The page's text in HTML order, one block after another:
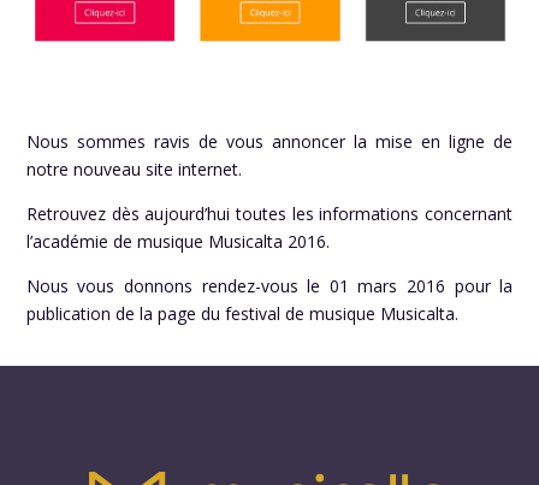
Nous sommes ravis de vous annoncer la mise en ligne de
notre nouveau site internet.
Retrouvez dès aujourd’hui toutes les informations concernant
l’académie de musique Musicalta 2016.
Nous vous donnons rendez-vous le 01 mars 2016 pour la
publication de la page du festival de musique Musicalta.